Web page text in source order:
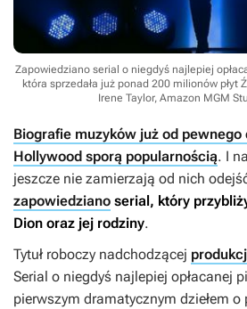
Zapowiedziano serial o niegdyś najlepiej
która sprzedała już ponad 200 milionów płyt
Irene Taylor, Amazon MGM
Biografie muzyków już od
Hollywood sporą popularnością. I
jeszcze nie zamierzają od nich
zapowiedziano serial, który
Dion oraz jej rodziny.
Tytuł roboczy nadchodzącej
Serial o niegdyś najlepiej opłacanej
pierwszym dramatycznym dziełem